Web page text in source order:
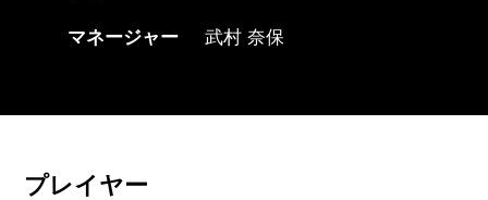
マネージャー
武村 奈保
プレイヤー